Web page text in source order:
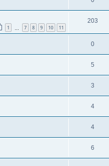
1 7 8 9 10 11
203
0
5
3
4
4
6